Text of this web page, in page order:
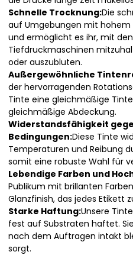
Schnelle Trocknung:Die
auf Umgebungen mit
und ermöglicht es ihr, mit
Tiefdruckmaschinen
oder auszubluten.
Außergewöhnliche
der hervorragenden
Tinte eine gleichmäßige
gleichmäßige Abdeckung.
Widerstandsfähigkeit
Bedingungen:Diese Tinte
Temperaturen und Reibung
somit eine robuste Wahl für
Lebendige Farben und
Publikum mit brillanten
Glanzfinish, das jedes Etikett
Starke Haftung:Unsere
fest auf Substraten haftet.
nach dem Auftragen intakt
sorgt.